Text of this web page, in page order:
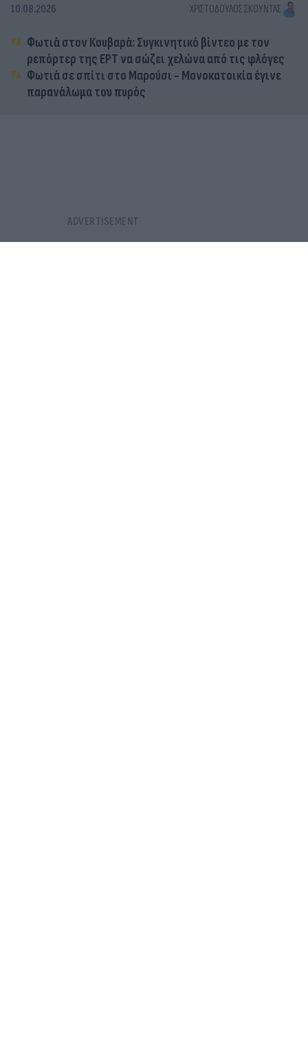
10.08.2026 ΧΡΙΣΤΌΔΟΥΛΟΣ ΣΚΟΎΝΤΑΣ
Φωτιά στον Κουβαρά: Συγκινητικό βίντεο με τον
ρεπόρτερ της ΕΡΤ να σώζει χελώνα από τις φλόγες
Φωτιά σε σπίτι στο Μαρούσι - Μονοκατοικία έγινε
παρανάλωμα του πυρός